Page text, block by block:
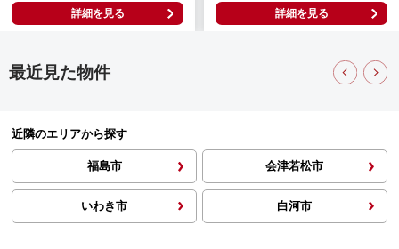
詳細を見る 詳細を見る
最近見た物件
近隣のエリアから探す
福島市 会津若松市
いわき市 白河市